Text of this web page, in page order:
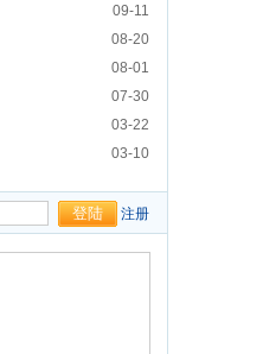
09-11
08-20
08-01
07-30
03-22
03-10
注册